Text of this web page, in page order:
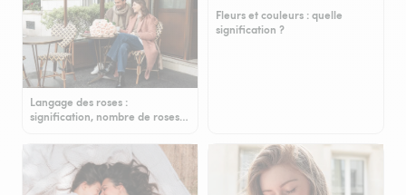
Langage des roses :
signification, nombre de roses…
Fleurs et couleurs : quelle
signification ?